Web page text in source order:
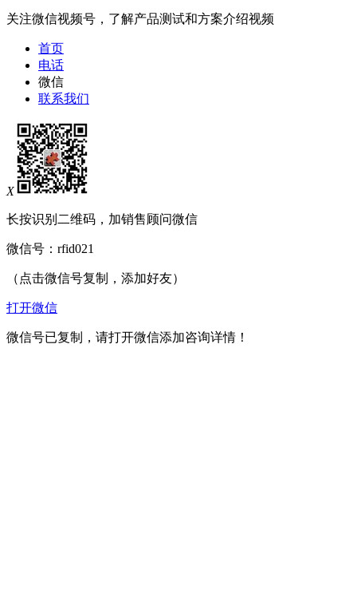
关注微信视频号，了解产品测试和方案介绍视频
首页
电话
微信
联系我们
X
长按识别二维码，加销售顾问微信
微信号： rfid021
（点击微信号复制，添加好友）
打开微信
微信号已复制，请打开微信添加咨询详情！